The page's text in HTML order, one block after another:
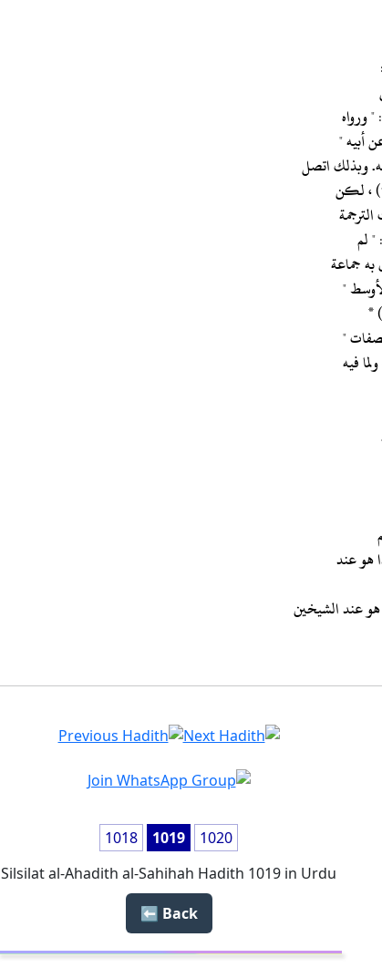
ورواه
أبيه "
وبذلك اتصل
جماعة
"
*
"
فيه
هو عند
1018 1019
1020
Silsilat al-Ahadith al-Sahihah Hadith 1019 in Urdu
Back ⬅️